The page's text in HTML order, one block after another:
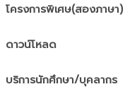
โครงการพิเศษ(สองภาษา)
ดาวน์โหลด
บริการนักศึกษา/บุคลากร